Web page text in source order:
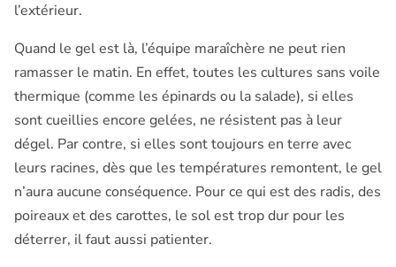
l’extérieur.
Quand le gel est là, l’équipe maraîchère ne peut rien
ramasser le matin. En effet, toutes les cultures sans voile
thermique (comme les épinards ou la salade), si elles
sont cueillies encore gelées, ne résistent pas à leur
dégel. Par contre, si elles sont toujours en terre avec
leurs racines, dès que les températures remontent, le gel
n’aura aucune conséquence. Pour ce qui est des radis, des
poireaux et des carottes, le sol est trop dur pour les
déterrer, il faut aussi patienter.